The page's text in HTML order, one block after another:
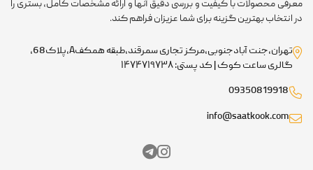
محصولات با کیفیت و بررسی دقیق آنها و ارائه مشخصات کامل، بستری را
انتخاب بهترین گزینه برای شما عزیزان فراهم کند.
تهران،جنت آبادجنوبی،مرکز تجاری سمرقند،طبقه همکفA،پلاک68،
گالری ساعت کوک | کد پستی: ۱۴۷۴۷۱۹۷۳۸
09350819918
info@saatkook.com